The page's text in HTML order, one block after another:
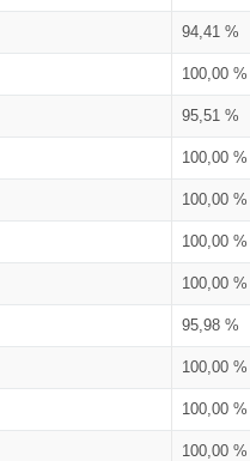
94,41 %
100,00 %
95,51 %
100,00 %
100,00 %
100,00 %
100,00 %
95,98 %
100,00 %
100,00 %
100,00 %